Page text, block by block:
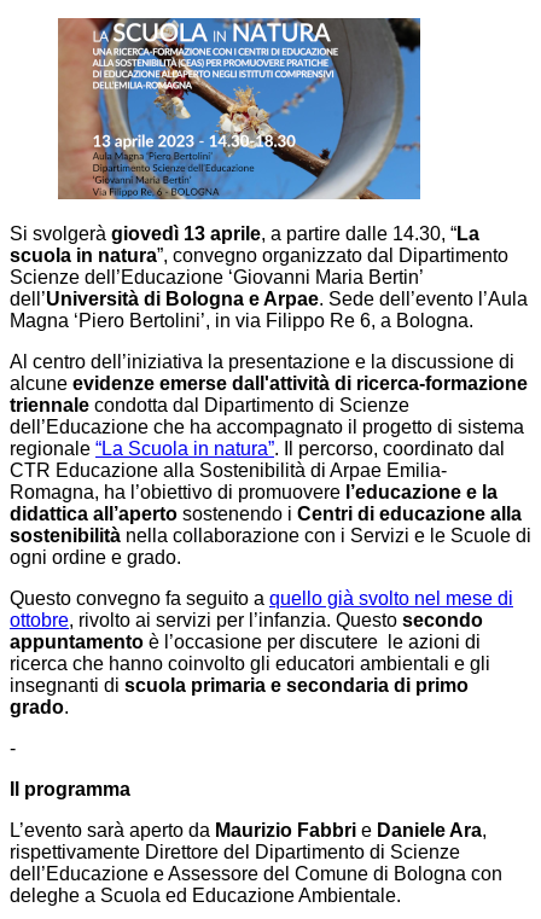
Si svolgerà giovedì 13 aprile, a partire dalle 14.30, “La
scuola in natura”, convegno organizzato dal Dipartimento
Scienze dell’Educazione ‘Giovanni Maria Bertin’
dell’Università di Bologna e Arpae. Sede dell’evento l’Aula
Magna ‘Piero Bertolini’, in via Filippo Re 6, a Bologna.
Al centro dell’iniziativa la presentazione e la discussione di
alcune evidenze emerse dall'attività di ricerca-formazione
triennale condotta dal Dipartimento di Scienze
dell’Educazione che ha accompagnato il progetto di sistema
regionale “La Scuola in natura”. Il percorso, coordinato dal
CTR Educazione alla Sostenibilità di Arpae Emilia-
Romagna, ha l’obiettivo di promuovere l’educazione e la
didattica all’aperto sostenendo i Centri di educazione alla
sostenibilità nella collaborazione con i Servizi e le Scuole di
ogni ordine e grado.
Questo convegno fa seguito a quello già svolto nel mese di
ottobre, rivolto ai servizi per l’infanzia. Questo secondo
appuntamento è l’occasione per discutere le azioni di
ricerca che hanno coinvolto gli educatori ambientali e gli
insegnanti di scuola primaria e secondaria di primo
grado.
-
Il programma
L’evento sarà aperto da Maurizio Fabbri e Daniele Ara,
rispettivamente Direttore del Dipartimento di Scienze
dell’Educazione e Assessore del Comune di Bologna con
deleghe a Scuola ed Educazione Ambientale.